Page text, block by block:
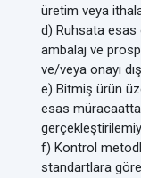
üretim veya
d) Ruhsata
ambalaj ve
ve/veya onayı
e) Bitmiş ürün
esas
f) Kontrol
standartlara